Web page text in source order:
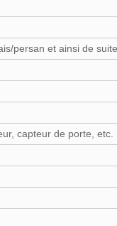
persan et ainsi de suite
capteur de porte, etc.